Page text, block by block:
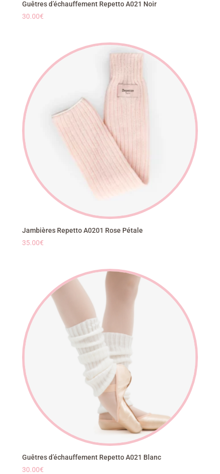
Guêtres d’échauffement Repetto A021 Noir
30.00€
Jambières Repetto A0201 Rose Pétale
35.00€
Guêtres d’échauffement Repetto A021 Blanc
30.00€